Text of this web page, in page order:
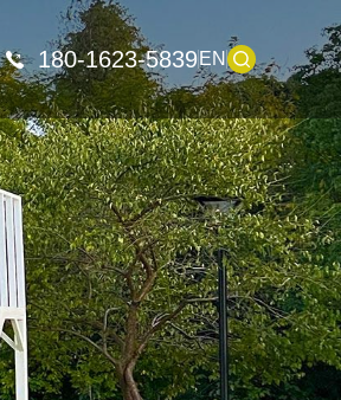
180-1623-5839EN